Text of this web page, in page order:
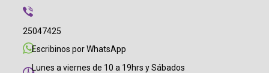
25047425
Escribinos por WhatsApp
Lunes a viernes de 10 a 19hrs y Sábados